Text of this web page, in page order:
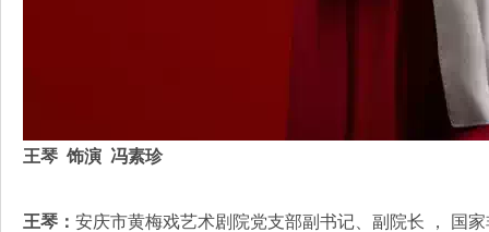
王琴 饰演 冯素珍
王琴： 安庆市黄梅戏艺术剧院党支部副书记、副院长 ， 国